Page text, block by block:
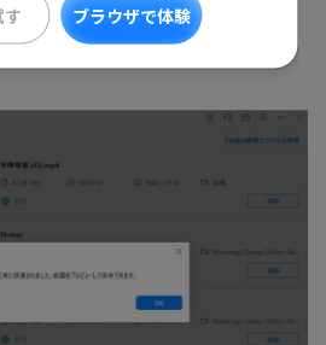
ブラウザで体験
動画ファイルをプレビューし